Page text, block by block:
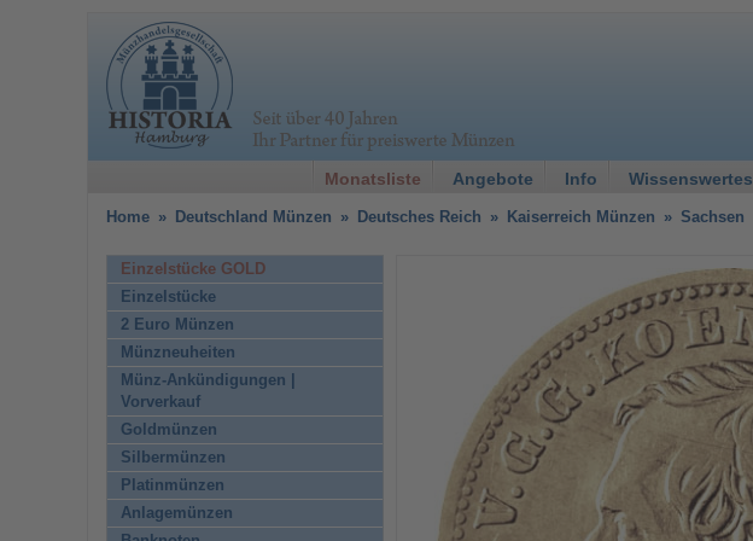
Monatsliste Angebote Info Wissenswertes
Home » Deutschland Münzen » Deutsches Reich » Kaiserreich Münzen » Sachsen
Einzelstücke GOLD
Einzelstücke
2 Euro Münzen
Münzneuheiten
Münz-Ankündigungen |
Vorverkauf
Goldmünzen
Silbermünzen
Platinmünzen
Anlagemünzen